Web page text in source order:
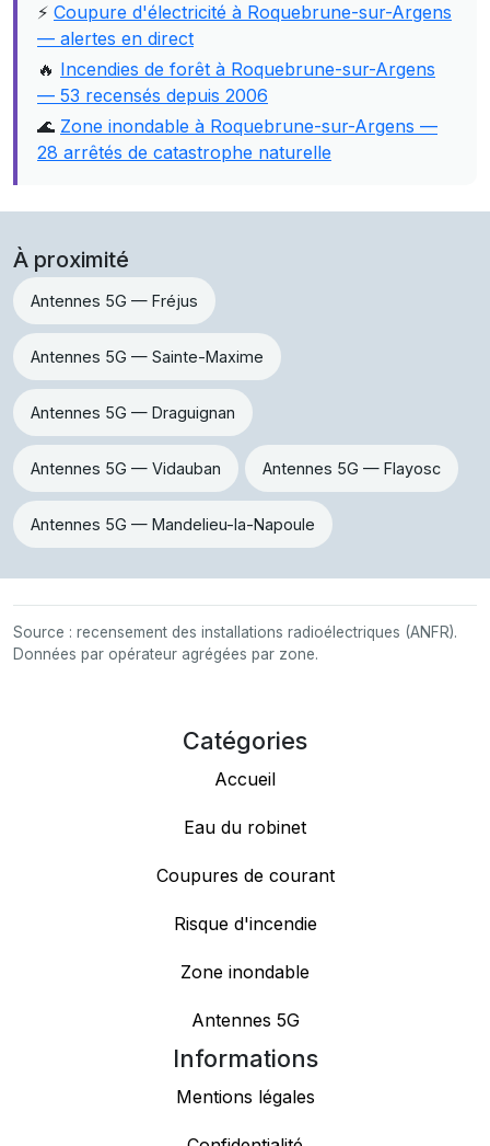
⚡ Coupure d'électricité à Roquebrune-sur-Argens
— alertes en direct
🔥 Incendies de forêt à Roquebrune-sur-Argens
— 53 recensés depuis 2006
🌊 Zone inondable à Roquebrune-sur-Argens —
28 arrêtés de catastrophe naturelle
À proximité
Antennes 5G — Fréjus
Antennes 5G — Sainte-Maxime
Antennes 5G — Draguignan
Antennes 5G — Vidauban Antennes 5G — Flayosc
Antennes 5G — Mandelieu-la-Napoule
Source : recensement des installations radioélectriques (ANFR).
Données par opérateur agrégées par zone.
Catégories
Accueil
Eau du robinet
Coupures de courant
Risque d'incendie
Zone inondable
Antennes 5G
Informations
Mentions légales